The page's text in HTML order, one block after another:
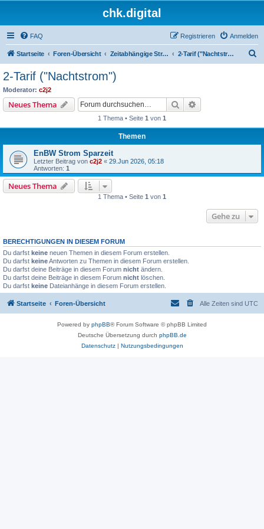
chk.digital
FAQ Anmelden
Registrieren
Startseite Foren-Übersicht Zeitabhängige Stromtarife 2-Tarif ("Nachtstrom")
2-Tarif ("Nachtstrom")
Moderator: c2j2
Neues Thema Suche
1 Thema • Seite 1 von 1
Themen
EnBW Strom Sparzeit
Letzter Beitrag von c2j2 « 29.Jun 2026, 05:18
Antworten: 1
Neues Thema
1 Thema • Seite 1 von 1
Gehe zu
BERECHTIGUNGEN IN DIESEM FORUM
Du darfst keine neuen Themen in diesem Forum erstellen.
Du darfst keineAntworten zu Themen in diesem Forum erstellen.
Du darfst deine Beiträge in diesem Forum nicht ändern.
Du darfst deine Beiträge in diesem Forum nicht löschen.
Du darfst keine Dateianhänge in diesem Forum erstellen.
Startseite Foren-Übersicht Alle Zeiten sind UTC
Powered by phpBB® Forum Software © phpBB Limited
Deutsche Übersetzung durch phpBB.de
Datenschutz| Nutzungsbedingungen